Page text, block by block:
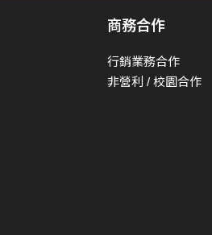
你迷失在 夜晚的城市裡
世界突進太快
商務合作
行銷業務合作
非營利 / 校園合作